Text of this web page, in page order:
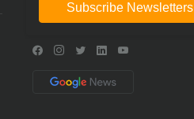
Subscribe Newsletters